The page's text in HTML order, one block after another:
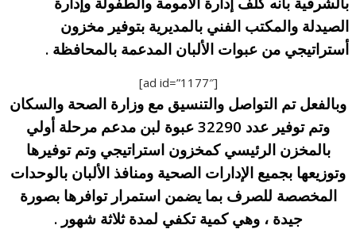
الصيدلة والمكتب الفني بالمديرية بتوفير مخزون
أستراتيجي من عبوات الألبان المدعمة بالمحافظة .
[ad id=”1177″]
وبالفعل تم التواصل والتنسيق مع وزارة الصحة والسكان
وتم توفير عدد 32290 عبوة لبن مدعم مرحلة أولي
بالمخزن الرئيسي كمخزون استراتيجي وتم توفيرها
وتوزيعها بجميع الإدارات الصحية ومنافذ الألبان بالوحدات
المخصصة للصرف بما يضمن استمرار توافرها بصورة
جيدة ، وهي كمية تكفي لمدة ثلاثة شهور .